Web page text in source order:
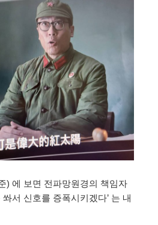
) 에 보면 전파망원경의 책임자
서 신호를 증폭시키겠다’ 는 내